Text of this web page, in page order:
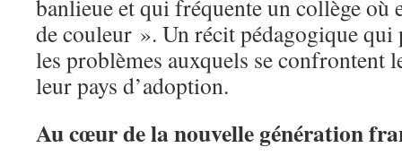
banlieue et qui fréquente un collège où
de couleur ». Un récit pédagogique qui
les problèmes auxquels se confrontent
leur pays d’adoption.
Au cœur de la nouvelle génération